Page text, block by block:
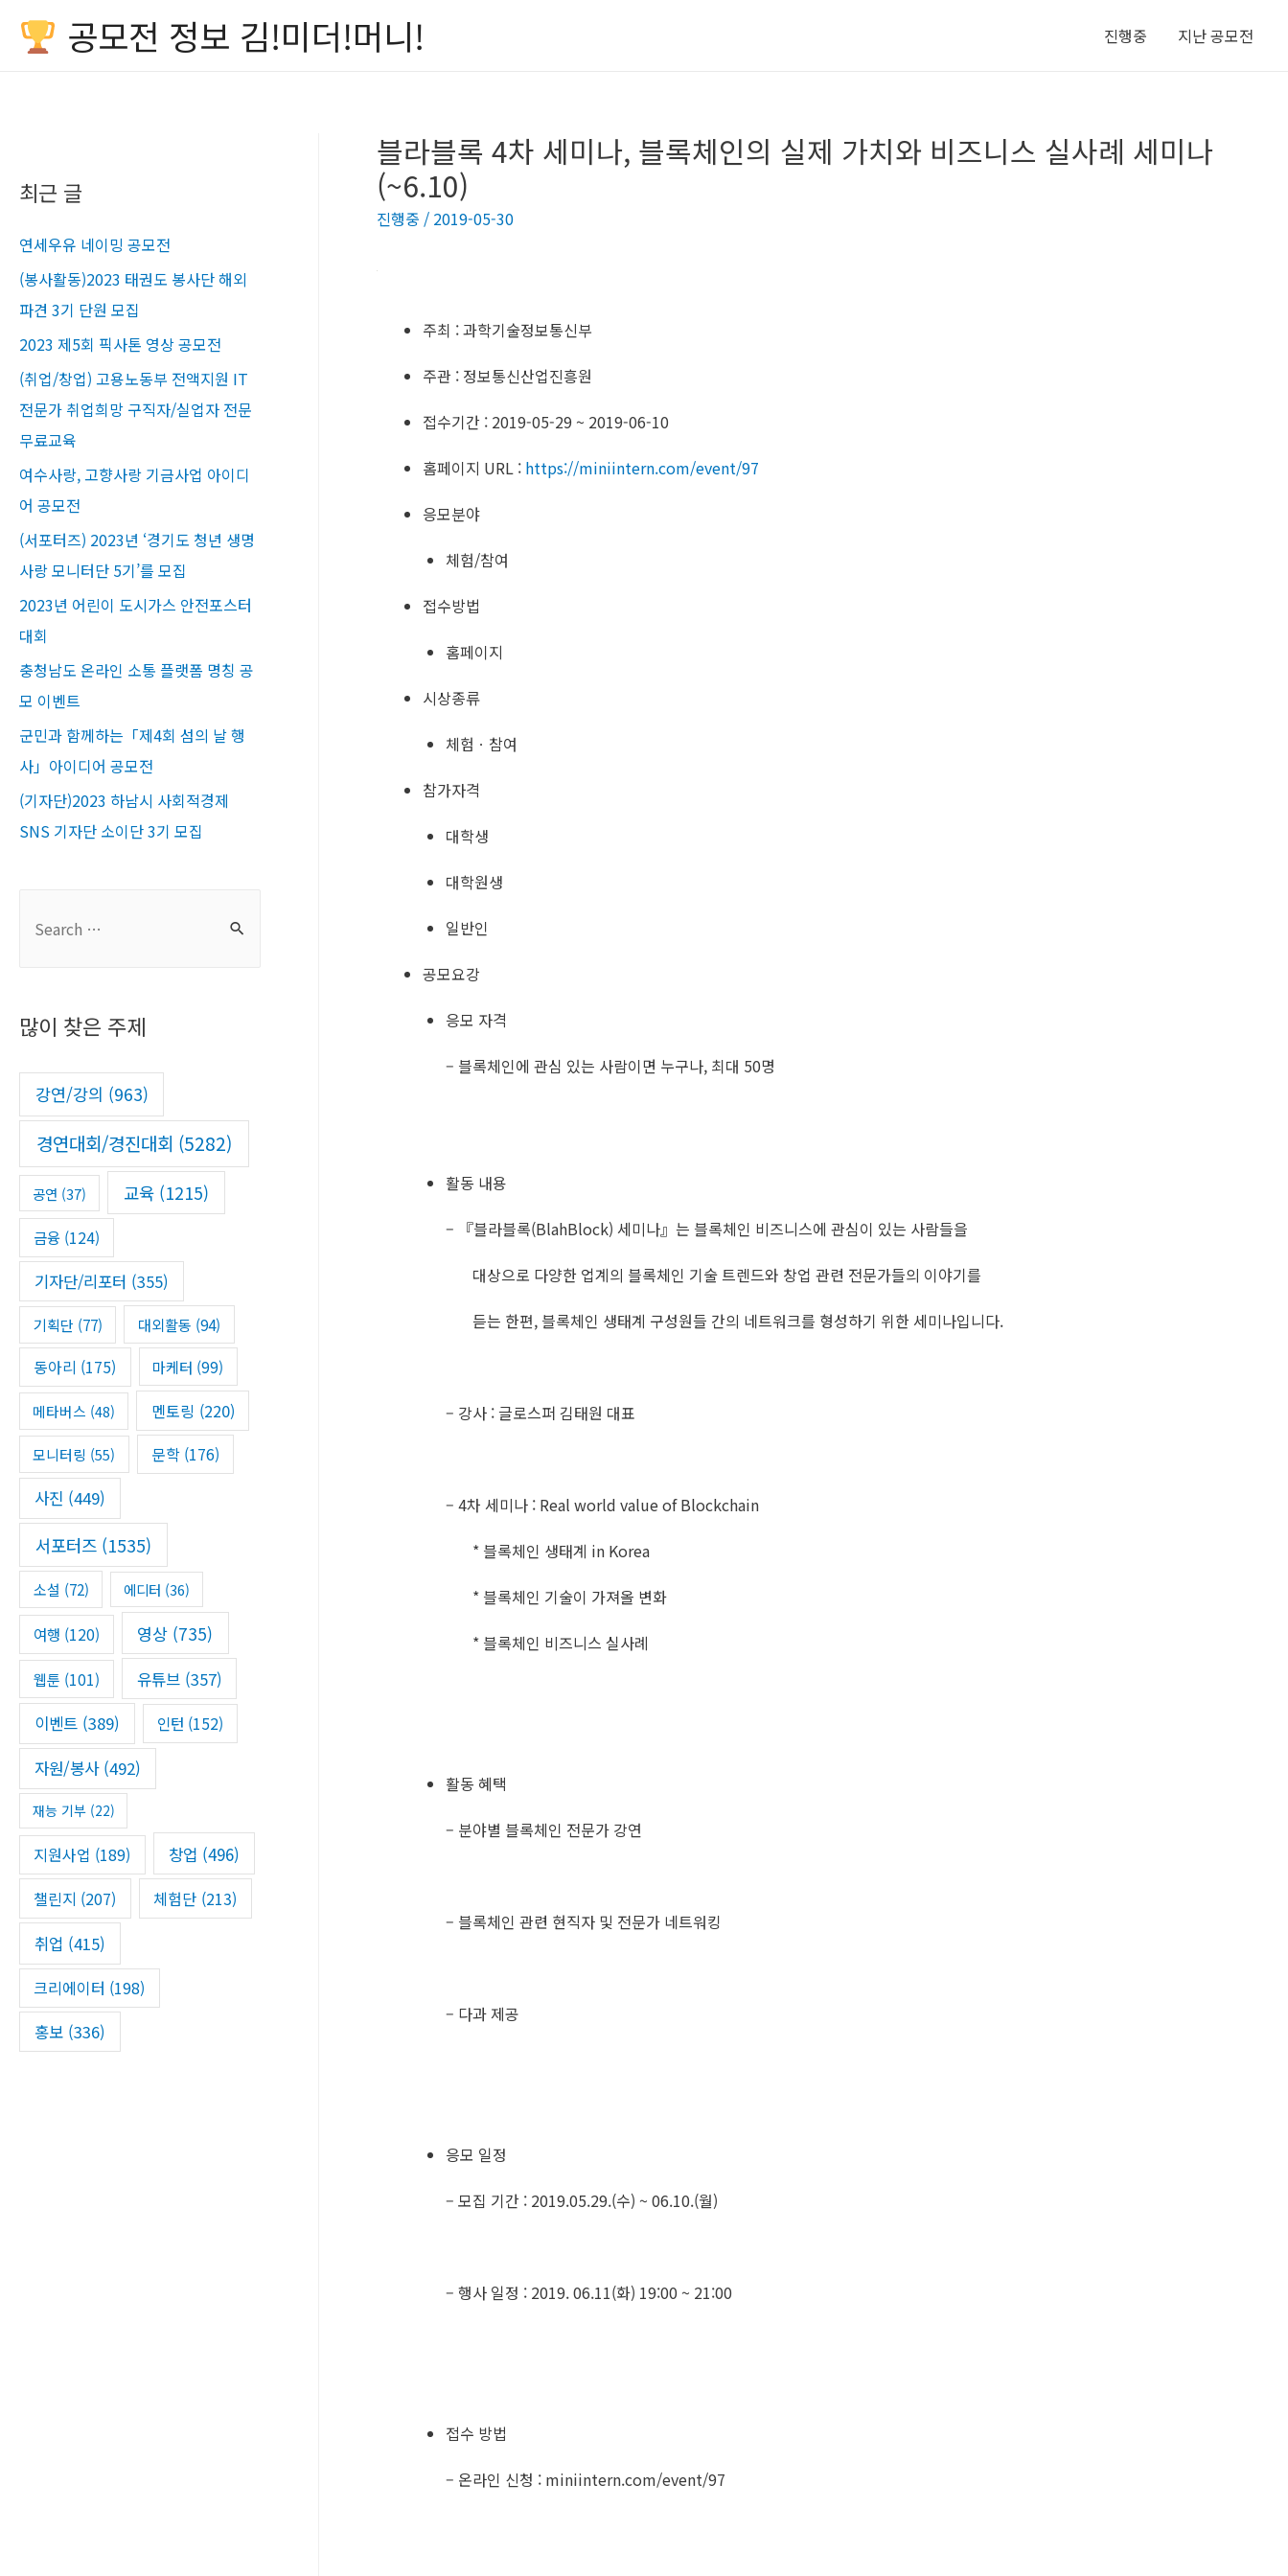
공모전 정보 김!미더!머니! 진행중 지난 공모전
최근 글
연세우유 네이밍 공모전
(봉사활동)2023 태권도 봉사단 해외
파견 3기 단원 모집
2023 제5회 픽사톤 영상 공모전
(취업/창업) 고용노동부 전액지원 IT
전문가 취업희망 구직자/실업자 전문
무료교육​
여수사랑, 고향사랑 기금사업 아이디
어 공모전
(서포터즈) 2023년 ‘경기도 청년 생명
사랑 모니터단 5기’를 모집
2023년 어린이 도시가스 안전포스터
대회
충청남도 온라인 소통 플랫폼 명칭 공
모 이벤트
군민과 함께하는「제4회 섬의 날 행
사」아이디어 공모전
(기자단)2023 하남시 사회적경제
SNS 기자단 소이단 3기 모집
c
o
:
많이 찾은 주제
강연/강의 (963)
경연대회/경진대회 (5282)
공연 (37) 교육(1215)
금융 (124)
기자단/리포터 (355)
기획단 (77) 대외활동 (94)
동아리 (175) 마케터 (99)
메타버스 (48) 멘토링 (220)
모니터링 (55) 문학(176)
사진 (449)
서포터즈 (1535)
소설 (72) 에디터 (36)
여행 (120) 영상 (735)
웹툰 (101) 유튜브(357)
이벤트(389) 인턴 (152)
자원/봉사(492)
재능 기부(22)
지원사업 (189) 창업 (496)
챌린지 (207) 체험단 (213)
취업 (415)
크리에이터 (198)
홍보(336)
블라블록 4차 세미나, 블록체인의 실제 가치와 비즈니스 실사례 세미나
(~6.10)
진행중 / 2019-05-30
주최 : 과학기술정보통신부
주관 : 정보통신산업진흥원
접수기간 : 2019-05-29 ~ 2019-06-10
홈페이지 URL : https://miniintern.com/event/97
응모분야
체험/참여
접수방법
홈페이지
시상종류
체험ㆍ참여
참가자격
대학생
대학원생
일반인
공모요강
응모 자격
– 블록체인에 관심 있는 사람이면 누구나, 최대 50명
활동 내용
– 『블라블록(BlahBlock) 세미나』는 블록체인 비즈니스에 관심이 있는 사람들을
대상으로 다양한 업계의 블록체인 기술 트렌드와 창업 관련 전문가들의 이야기를
듣는 한편, 블록체인 생태계 구성원들 간의 네트워크를 형성하기 위한 세미나입니다.
– 강사 : 글로스퍼 김태원 대표
– 4차 세미나 : Real world value of Blockchain
* 블록체인 생태계 in Korea
* 블록체인 기술이 가져올 변화
* 블록체인 비즈니스 실사례
활동 혜택
– 분야별 블록체인 전문가 강연
– 블록체인 관련 현직자 및 전문가 네트워킹
– 다과 제공​
응모 일정
– 모집 기간 : 2019.05.29.(수) ~ 06.10.(월)
– 행사 일정 : 2019. 06.11(화) 19:00 ~ 21:00
접수 방법
– 온라인 신청 : miniintern.com/event/97​